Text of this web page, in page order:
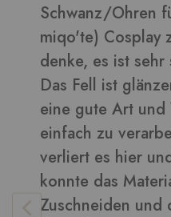
Schwanz/Ohren
miqo'te) Cosplay
denke, es ist
Das Fell ist
eine gute Art und
einfach zu
verliert es hier
konnte das
Zuschneiden